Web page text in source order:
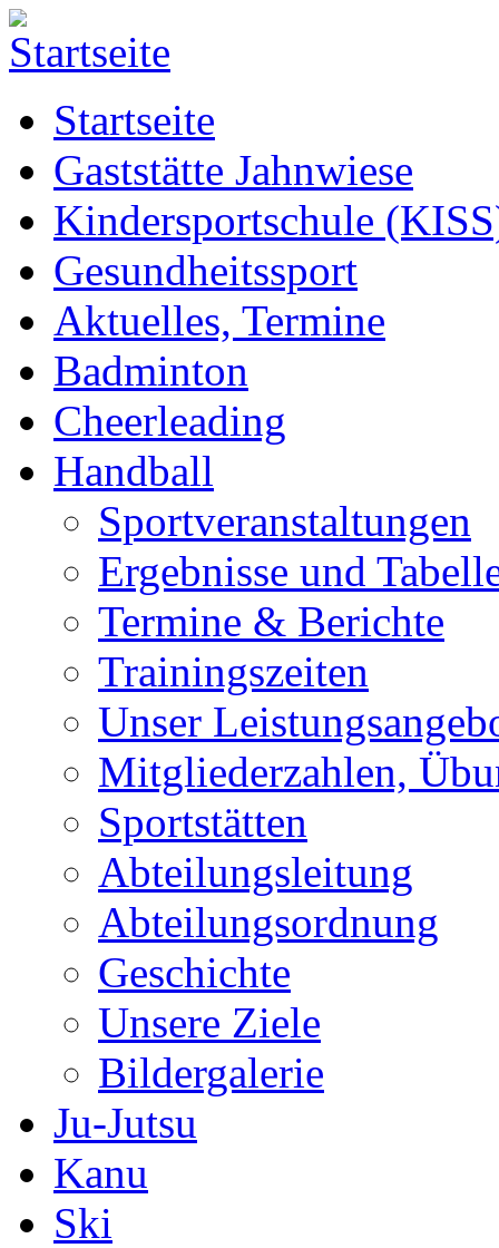
Startseite
Gaststätte Jahnwiese
Kindersportschule
Gesundheitssport
Aktuelles, Termine
Badminton
Cheerleading
Handball
Sportveranstaltungen
Ergebnisse und
Termine & Berichte
Trainingszeiten
Unser
Mitgliederzahlen,
Sportstätten
Abteilungsleitung
Abteilungsordnung
Geschichte
Unsere Ziele
Bildergalerie
Ju-Jutsu
Kanu
Ski